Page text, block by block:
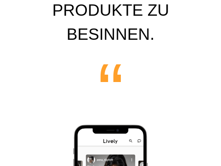
PRODUKTE ZU
BESINNEN.
“